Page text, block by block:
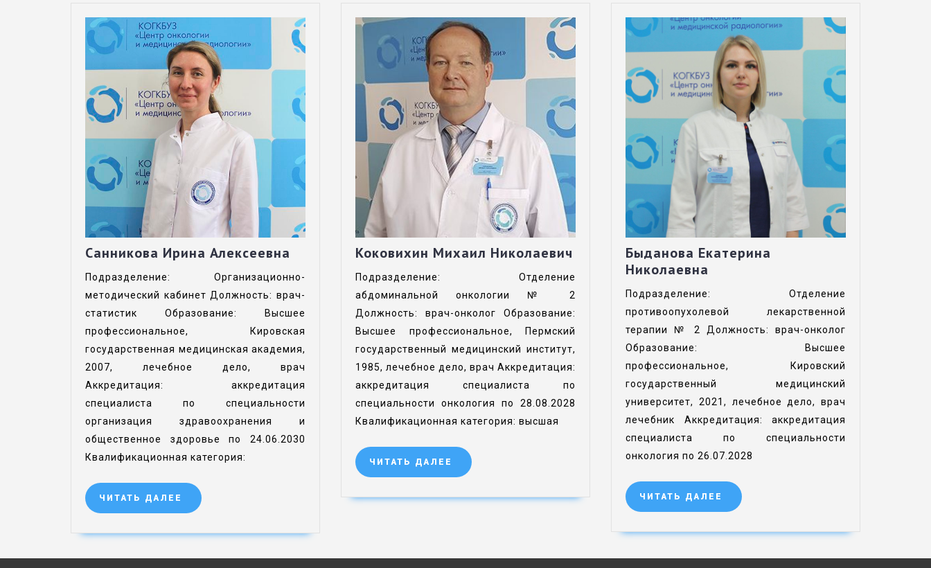
Санникова Ирина Алексеевна
Подразделение: Организационно-
методический кабинет Должность: врач-
статистик Образование: Высшее
профессиональное, Кировская
государственная медицинская академия,
2007, лечебное дело, врач
Аккредитация: аккредитация
специалиста по специальности
организация здравоохранения и
общественное здоровье по 24.06.2030
Квалификационная категория:
ЧИТАТЬ ДАЛЕЕ
Коковихин Михаил Николаевич
Подразделение: Отделение
абдоминальной онкологии № 2
Должность: врач-онколог Образование:
Высшее профессиональное, Пермский
государственный медицинский институт,
1985, лечебное дело, врач Аккредитация:
аккредитация специалиста по
специальности онкология по 28.08.2028
Квалификационная категория: высшая
ЧИТАТЬ ДАЛЕЕ
Быданова Екатерина
Николаевна
Подразделение: Отделение
противоопухолевой лекарственной
терапии № 2 Должность: врач-онколог
Образование: Высшее
профессиональное, Кировский
государственный медицинский
университет, 2021, лечебное дело, врач
лечебник Аккредитация: аккредитация
специалиста по специальности
онкология по 26.07.2028
ЧИТАТЬ ДАЛЕЕ